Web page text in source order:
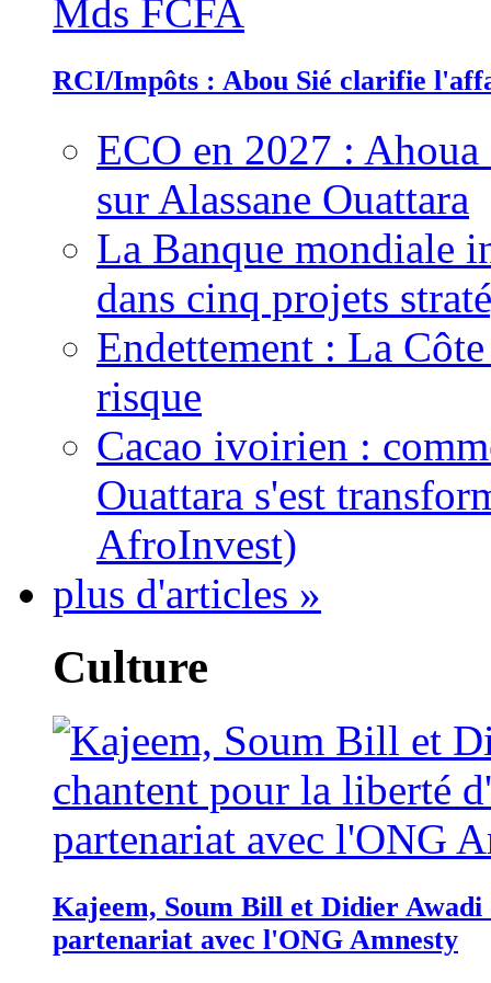
RCI/Impôts : Abou Sié clarifie
ECO en 2027 :
sur Alassane Ouattara
La Banque mondiale
dans cinq projets
Endettement : La
risque
Cacao ivoirien :
Ouattara s'est
AfroInvest)
plus d'articles »
Culture
Kajeem, Soum Bill et Didier
partenariat avec l'ONG Amnesty